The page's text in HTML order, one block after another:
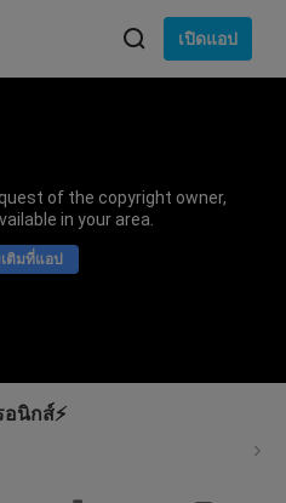
เปิดแอป
of the copyright owner,
in your area.
ติมที่แอป
นิกส์⚡